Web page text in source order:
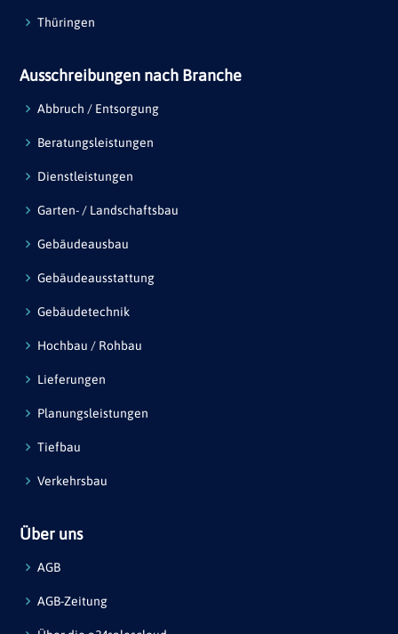
Thüringen
Ausschreibungen nach Branche
Abbruch / Entsorgung
Beratungsleistungen
Dienstleistungen
Garten- / Landschaftsbau
Gebäudeausbau
Gebäudeausstattung
Gebäudetechnik
Hochbau / Rohbau
Lieferungen
Planungsleistungen
Tiefbau
Verkehrsbau
Über uns
AGB
AGB-Zeitung